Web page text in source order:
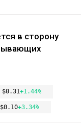
в сторону
$0.31+1.44%
$0.10+3.34%